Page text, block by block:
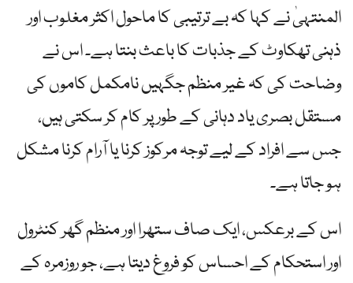
المنتہیٰ نے کہا کہ بے ترتیبی کا ماحول اکثر مغلوب اور
ذہنی تھکاوٹ کے جذبات کا باعث بنتا ہے۔ اس نے
وضاحت کی کہ غیر منظم جگہیں نامکمل کاموں کی
مستقل بصری یاد دہانی کے طور پر کام کر سکتی ہیں،
جس سے افراد کے لیے توجہ مرکوز کرنا یا آرام کرنا مشکل
ہو جاتا ہے۔
اس کے برعکس، ایک صاف ستھرا اور منظم گھر کنٹرول
اور استحکام کے احساس کو فروغ دیتا ہے، جو روزمرہ کے